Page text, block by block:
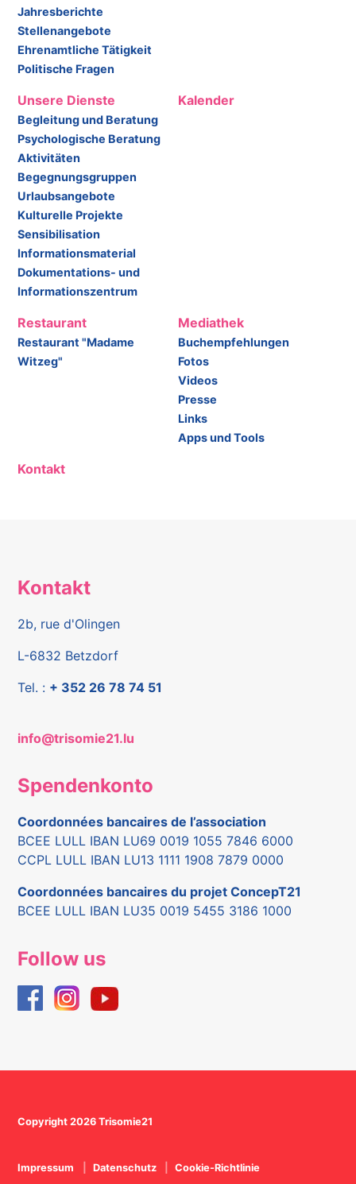
Jahresberichte
Stellenangebote
Ehrenamtliche Tätigkeit
Politische Fragen
Unsere Dienste
Begleitung und Beratung
Psychologische Beratung
Aktivitäten
Begegnungsgruppen
Urlaubsangebote
Kulturelle Projekte
Sensibilisation
Informationsmaterial
Dokumentations- und
Informationszentrum
Kalender
Restaurant
Restaurant "Madame
Witzeg"
Mediathek
Buchempfehlungen
Fotos
Videos
Presse
Links
Apps und Tools
Kontakt
Kontakt
2b, rue d'Olingen
L-6832 Betzdorf
Tel. : + 352 26 78 74 51
info@trisomie21.lu
Spendenkonto
Coordonnées bancaires de l’association
BCEE LULL IBAN LU69 0019 1055 7846 6000
CCPL LULL IBAN LU13 1111 1908 7879 0000
Coordonnées bancaires du projet ConcepT21
BCEE LULL IBAN LU35 0019 5455 3186 1000
Follow us
Copyright 2026 Trisomie21
Impressum Datenschutz Cookie-Richtlinie